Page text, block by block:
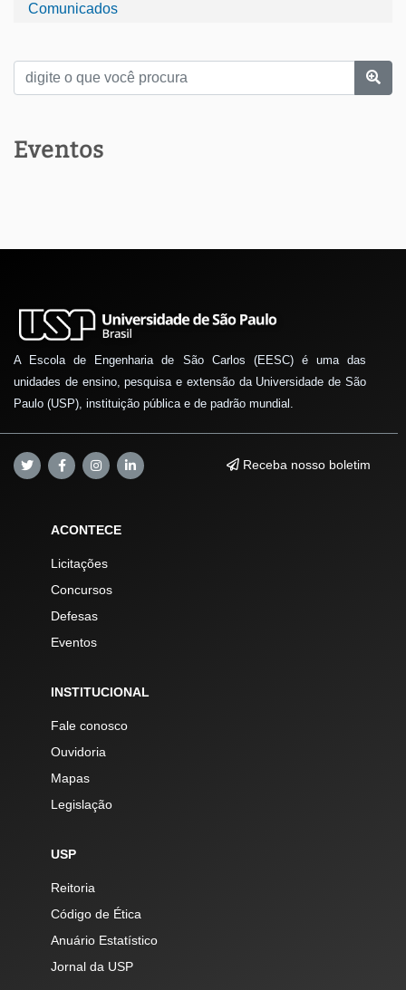
Comunicados
Eventos
A Escola de Engenharia de São Carlos (EESC) é uma das
unidades de ensino, pesquisa e extensão da Universidade de São
Paulo (USP), instituição pública e de padrão mundial.
Receba nosso boletim
ACONTECE
Licitações
Concursos
Defesas
Eventos
INSTITUCIONAL
Fale conosco
Ouvidoria
Mapas
Legislação
USP
Reitoria
Código de Ética
Anuário Estatístico
Jornal da USP